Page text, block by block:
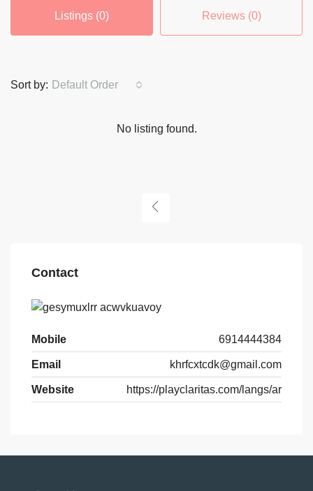
Listings (0) Reviews (0)
Sort by: Default Order
No listing found.
Contact
Mobile 6914444384
Email khrfcxtcdk@gmail.com
Website https://playclaritas.com/langs/ar